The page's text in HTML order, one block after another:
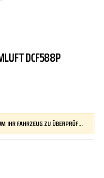
DCF588P
DRÜCKEN SIE AUF DEN BUTTON, UM IHR FAHRZEUG ZU ÜBERPRÜFEN UND SICHERZUSTELLEN, DASS DIESES TEIL KOMPATIBEL IST, BEVOR SIE ES BESTELLEN